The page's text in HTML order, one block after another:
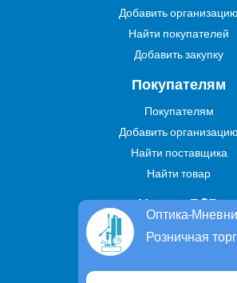
Оптика-
Розничная
Добавить организацию
Найти покупателей
Добавить закупку
Покупателям
Покупателям
Добавить организацию
Найти поставщика
Найти товар
Услуги В2В
Найти услугу
Предложить свою услугу
Дропшиппинг